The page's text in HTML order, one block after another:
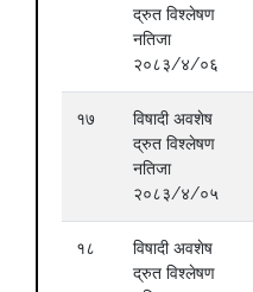
द्रुत विश्लेषण
नतिजा
२०८३/४/०६
१७
विषादी अवशेष
द्रुत विश्लेषण
नतिजा
२०८३/४/०५
१८
विषादी अवशेष
द्रुत विश्लेषण